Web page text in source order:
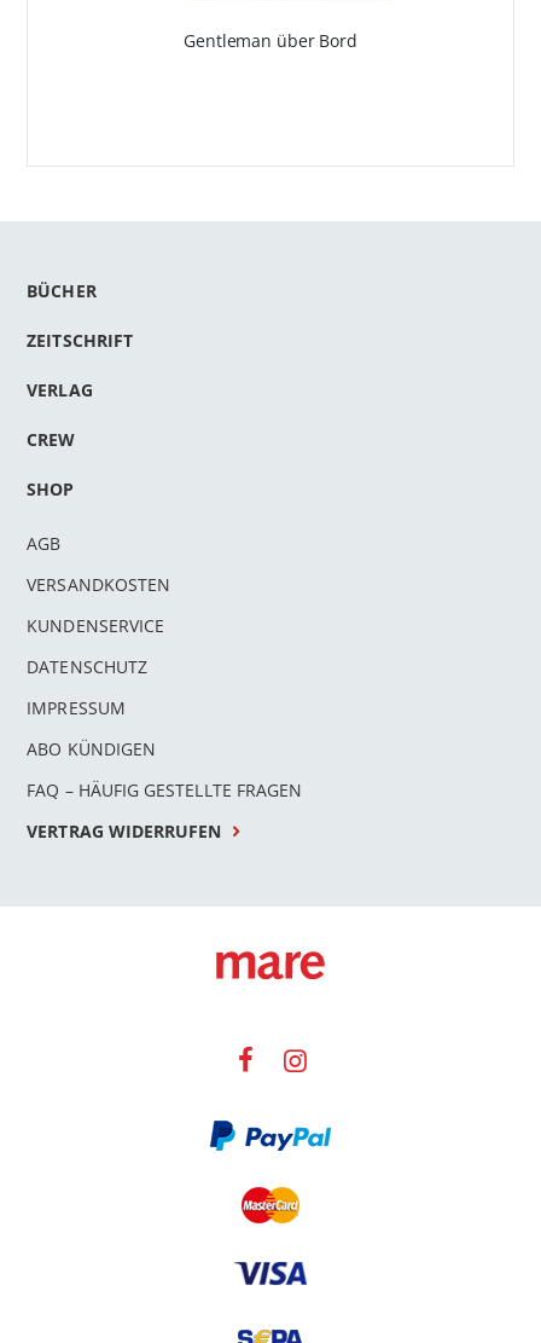
Gentleman über Bord
BÜCHER
ZEITSCHRIFT
VERLAG
CREW
SHOP
AGB
VERSANDKOSTEN
KUNDENSERVICE
DATENSCHUTZ
IMPRESSUM
ABO KÜNDIGEN
FAQ – HÄUFIG GESTELLTE FRAGEN
VERTRAG WIDERRUFEN